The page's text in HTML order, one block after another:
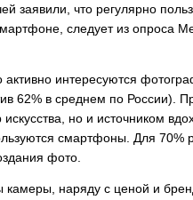
заявили, что регулярно
следует из опроса
активно интересуются
62% в среднем по России).
но и источником
смартфоны. Для 70%
фото.
наряду с ценой и